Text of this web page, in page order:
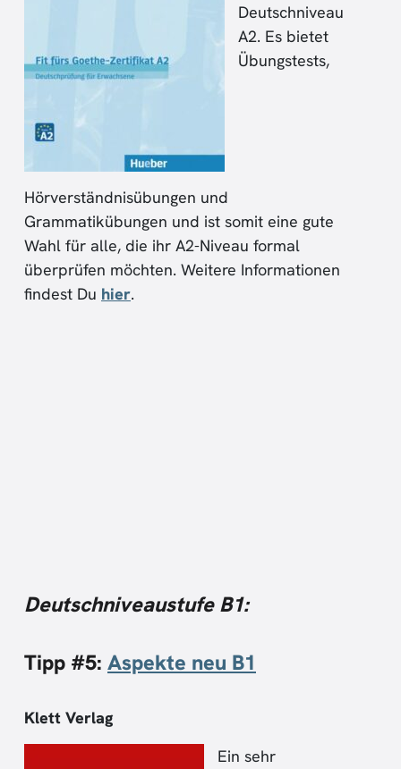
Deutschniveau
A2. Es bietet
Übungstests,
Hörverständnisübungen und
Grammatikübungen und ist somit eine gute
Wahl für alle, die ihr A2-Niveau formal
überprüfen möchten. Weitere Informationen
findest Du hier.
Deutschniveaustufe B1:
Tipp #5: Aspekte neu B1
Klett Verlag
Ein sehr